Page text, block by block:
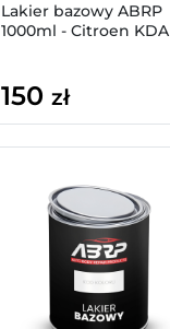
Lakier bazowy ABRP
1000ml - Citroen KDA
150 zł